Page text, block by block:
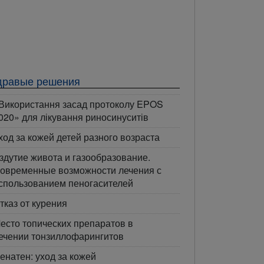
решения
засад протоколу EPOS
для лікування риносинуситів
за кожей детей разного возраста
живота и газообразование.
возможности лечения с
пеногасителей
от курения
топических препаратов в
тонзиллофарингитов
уход за кожей